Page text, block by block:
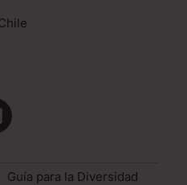
Guía para la Diversidad